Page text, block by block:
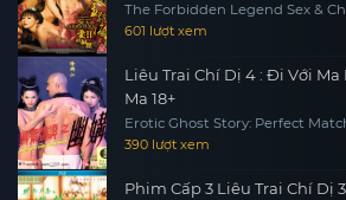
The Forbidden Legend Sex &
601 lượt xem
Liêu Trai Chí Dị 4 : Đi Với Ma
Ma 18+
Erotic Ghost Story: Perfect
390 lượt xem
Phim Cấp 3 Liêu Trai Chí Dị 3